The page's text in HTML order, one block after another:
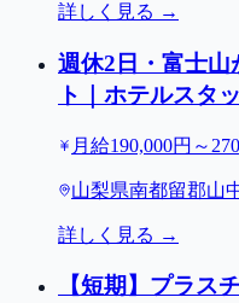
詳しく見る →
週休2日・富士山
ト｜ホテルスタ
月給190,000円～
山梨県南都留郡山
詳しく見る →
【短期】プラス